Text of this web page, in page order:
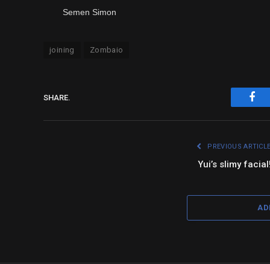
Semen Simon
joining Zombaio
SHARE.
PREVIOUS
Yui’s slimy